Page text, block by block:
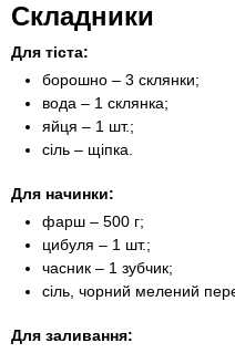
Складники
Для тіста:
борошно – 3 склянки;
вода – 1 склянка;
яйця – 1 шт.;
сіль – щіпка.
Для начинки:
фарш – 500 г;
цибуля – 1 шт.;
часник – 1 зубчик;
сіль, чорний мелений
Для заливання: